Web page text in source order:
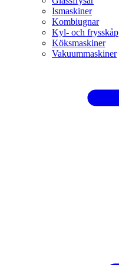
Ismaskiner
Kombiugnar
Kyl- och frysskåp
Köksmaskiner
Vakuummaskiner